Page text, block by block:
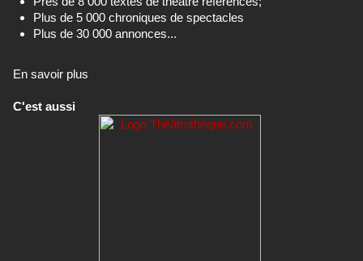
Plus de 5 000 chroniques de spectacles
Plus de 30 000 annonces...
En savoir plus
C'est aussi